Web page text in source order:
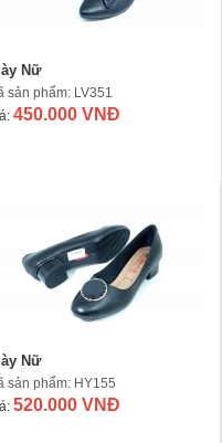
Nữ
sản phẩm: LV351
450.000 VNĐ
Nữ
sản phẩm: HY155
520.000 VNĐ